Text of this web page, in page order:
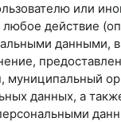
или
действие
муниципальный
данных, а